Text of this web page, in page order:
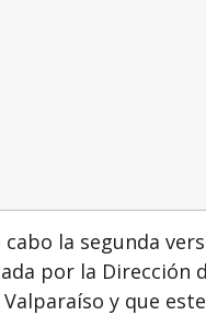
la segunda
por la Dirección
y que